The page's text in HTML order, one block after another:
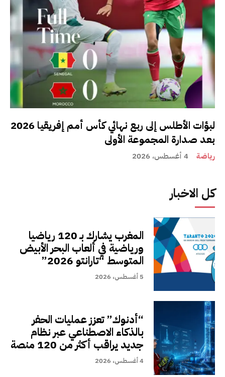
لبؤات الأطلس إلى ربع نهائي كأس أمم إفريقيا 2026
بعد صدارة المجموعة الأولى
رياضة 4 أغسطس، 2026
كل الاخبار
المغرب يشارك بـ 120 رياضيا
ورياضية في ألعاب البحر الأبيض
المتوسط “تارانتو 2026”
5 أغسطس، 2026
“أدنوك” تعزز عمليات الحفر
بالذكاء الاصطناعي عبر نظام
جديد يراقب أكثر من 120 منصة
4 أغسطس، 2026